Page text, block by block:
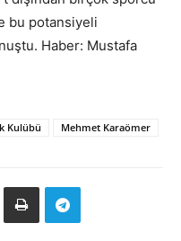
bu potansiyeli
Haber: Mustafa
Kulübü Mehmet Karaömer